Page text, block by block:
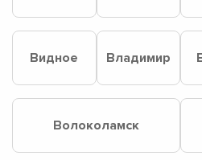
Видное Владимир
Волоколамск